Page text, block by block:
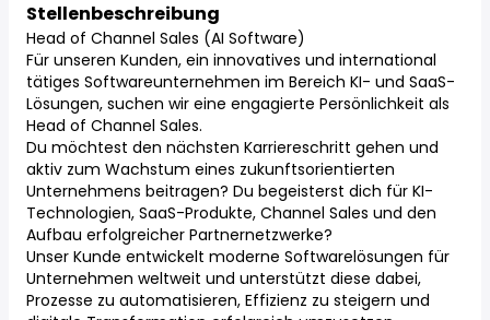
Stellenbeschreibung
Head of Channel Sales (AI Software)
Für unseren Kunden, ein innovatives und international
tätiges Softwareunternehmen im Bereich KI- und SaaS-
Lösungen, suchen wir eine engagierte Persönlichkeit als
Head of Channel Sales.
Du möchtest den nächsten Karriereschritt gehen und
aktiv zum Wachstum eines zukunftsorientierten
Unternehmens beitragen? Du begeisterst dich für KI-
Technologien, SaaS-Produkte, Channel Sales und den
Aufbau erfolgreicher Partnernetzwerke?
Unser Kunde entwickelt moderne Softwarelösungen für
Unternehmen weltweit und unterstützt diese dabei,
Prozesse zu automatisieren, Effizienz zu steigern und